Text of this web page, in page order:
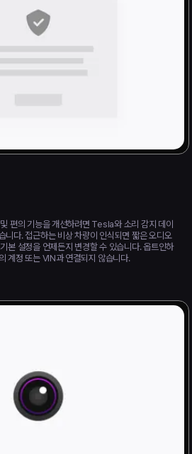
편의 기능을 개선하려면 Tesla와 소리 감지 데이
니다. 접근하는 비상 차량이 인식되면 짧은 오디오
본 설정을 언제든지 변경할 수 있습니다. 옵트인하
계정 또는 VIN과 연결되지 않습니다.